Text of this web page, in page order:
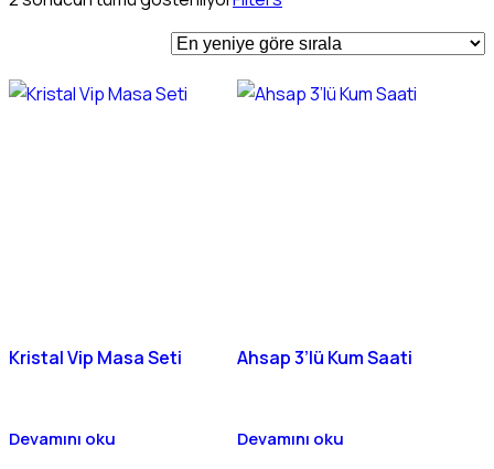
Kristal Vip Masa Seti
Devamını oku
Ahsap 3’lü Kum Saati
Devamını oku